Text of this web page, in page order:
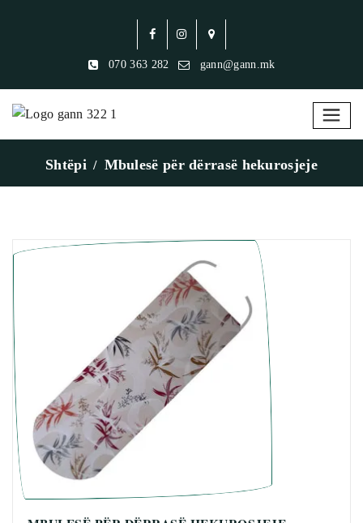
070 363 282 gann@gann.mk
Shtëpi Mbulesë për dërrasë hekurosjeje